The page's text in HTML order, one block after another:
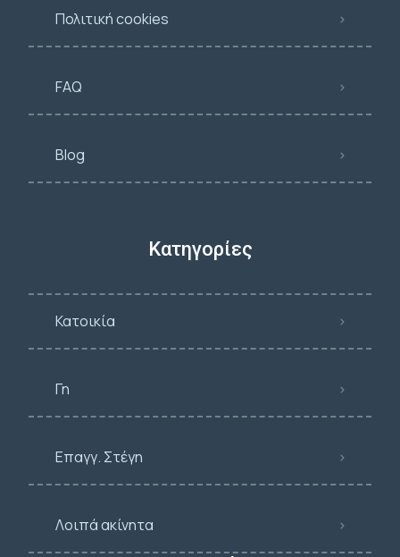
Πολιτική cookies
FAQ
Blog
Κατηγορίες
Κατοικία
Γη
Επαγγ. Στέγη
Λοιπά ακίνητα